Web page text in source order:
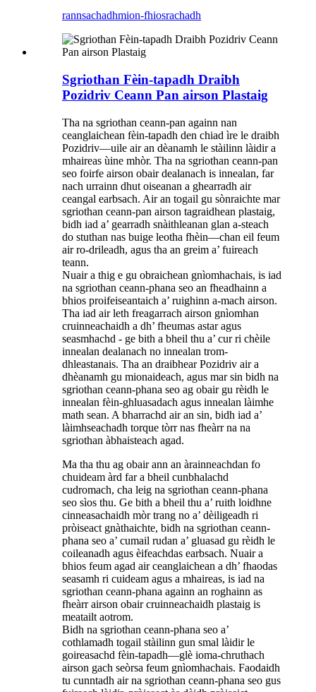
rannsachadhmion-fhiosrachadh
Sgriothan Fèin-tapadh Draibh
Pozidriv Ceann Pan airson Plastaig
Tha na sgriothan ceann-pan againn nan
ceanglaichean fèin-tapadh den chiad ìre le draibh
Pozidriv—uile air an dèanamh le stàilinn làidir a
mhaireas ùine mhòr. Tha na sgriothan ceann-pan
seo foirfe airson obair dealanach is innealan, far
nach urrainn dhut oiseanan a ghearradh air
ceangal earbsach. Air an togail gu sònraichte mar
sgriothan ceann-pan airson tagraidhean plastaig,
bidh iad a’ gearradh snàithleanan glan a-steach
do stuthan nas buige leotha fhèin—chan eil feum
air ro-drileadh, agus tha an greim a’ fuireach
teann.
Nuair a thig e gu obraichean gnìomhachais, is iad
na sgriothan ceann-phana seo an fheadhainn a
bhios proifeiseantaich a’ ruighinn a-mach airson.
Tha iad air leth freagarrach airson gnìomhan
cruinneachaidh a dh’ fheumas astar agus
seasmhachd - ge bith a bheil thu a’ cur ri chèile
innealan dealanach no innealan trom-
dhleastanais. Tha an draibhear Pozidriv air a
dhèanamh gu mionaideach, agus mar sin bidh na
sgriothan ceann-phana seo ag obair gu rèidh le
innealan fèin-ghluasadach agus innealan làimhe
math sean. A bharrachd air an sin, bidh iad a’
làimhseachadh torque tòrr nas fheàrr na na
sgriothan àbhaisteach agad.
Ma tha thu ag obair ann an àrainneachdan fo
chuideam àrd far a bheil cunbhalachd
cudromach, cha leig na sgriothan ceann-phana
seo sìos thu. Ge bith a bheil thu a’ ruith loidhne
cinneasachaidh mòr trang no a’ dèiligeadh ri
pròiseact gnàthaichte, bidh na sgriothan ceann-
phana seo a’ cumail rudan a’ gluasad gu rèidh le
coileanadh agus èifeachdas earbsach. Nuair a
bhios feum agad air ceanglaichean a dh’ fhaodas
seasamh ri cuideam agus a mhaireas, is iad na
sgriothan ceann-phana againn an roghainn as
fheàrr airson obair cruinneachaidh plastaig is
meatailt aotrom.
Bidh na sgriothan ceann-phana seo a’
cothlamadh togail stàilinn gun smal làidir le
goireasachd fèin-tapadh—glè ioma-chruthach
airson gach seòrsa feum gnìomhachais. Faodaidh
tu cunntadh air na sgriothan ceann-phana seo gus